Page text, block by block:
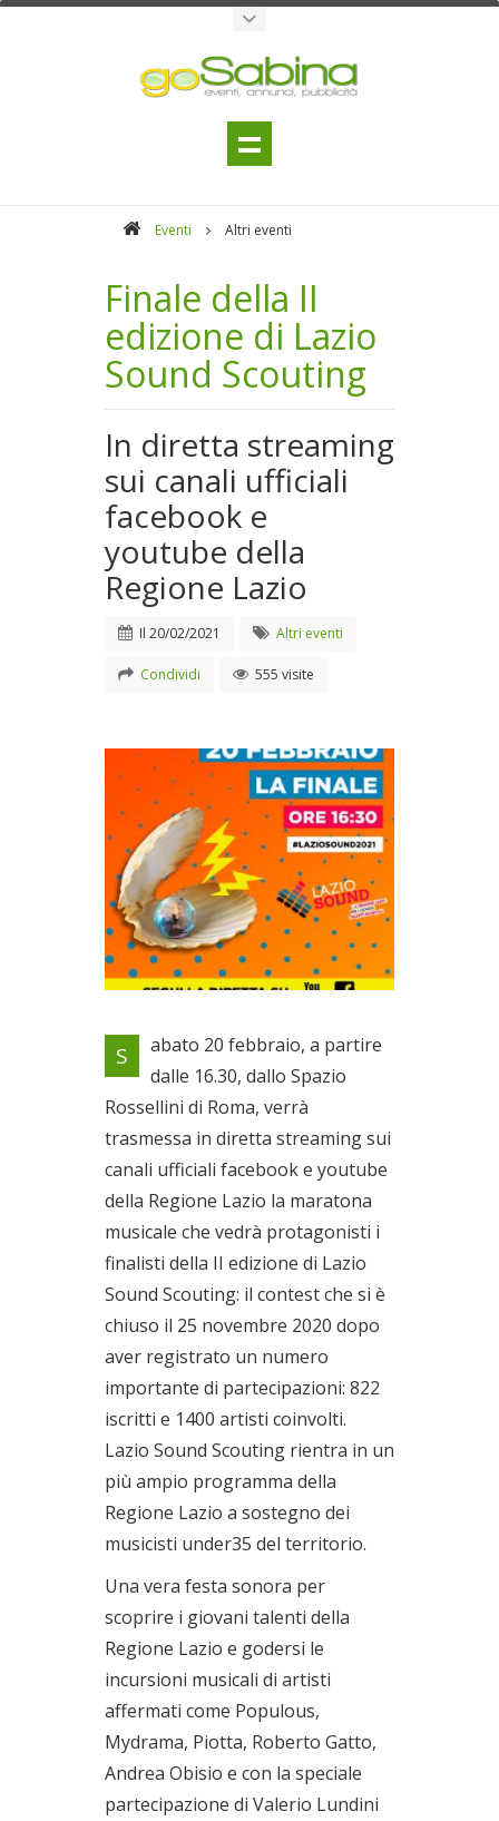
Eventi Altri eventi
Finale della II
edizione di Lazio
Sound Scouting
In diretta streaming
sui canali ufficiali
facebook e
youtube della
Regione Lazio
Il 20/02/2021 Altri eventi
Condividi 555 visite
In diretta streaming sui canali
ufficiali facebook e youtube
della Regione Lazio
Il 20/02/2021
S
abato 20 febbraio, a partire
dalle 16.30, dallo Spazio
Rossellini di Roma, verrà
trasmessa in diretta streaming sui
canali ufficiali facebook e youtube
della Regione Lazio la maratona
musicale che vedrà protagonisti i
finalisti della II edizione di Lazio
Sound Scouting: il contest che si è
chiuso il 25 novembre 2020 dopo
aver registrato un numero
importante di partecipazioni: 822
iscritti e 1400 artisti coinvolti.
Lazio Sound Scouting rientra in un
più ampio programma della
Regione Lazio a sostegno dei
musicisti under35 del territorio.
Una vera festa sonora per
scoprire i giovani talenti della
Regione Lazio e godersi le
incursioni musicali di artisti
affermati come Populous,
Mydrama, Piotta, Roberto Gatto,
Andrea Obisio e con la speciale
partecipazione di Valerio Lundini